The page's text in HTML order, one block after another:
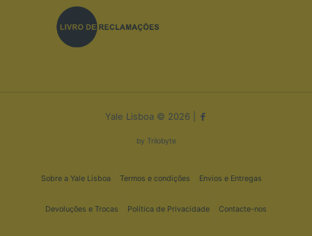
Yale Lisboa © 2026 |
by Trilobyte
Sobre a Yale Lisboa Termos e condições Envios e Entregas
Devoluções e Trocas Política de Privacidade Contacte-nos